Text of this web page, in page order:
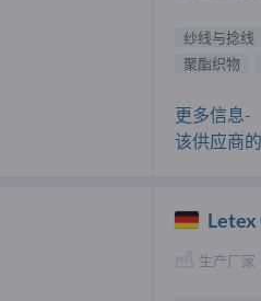
纱线与捻线
聚酯织物
更多信息-
该供应商
Letex
生产厂家